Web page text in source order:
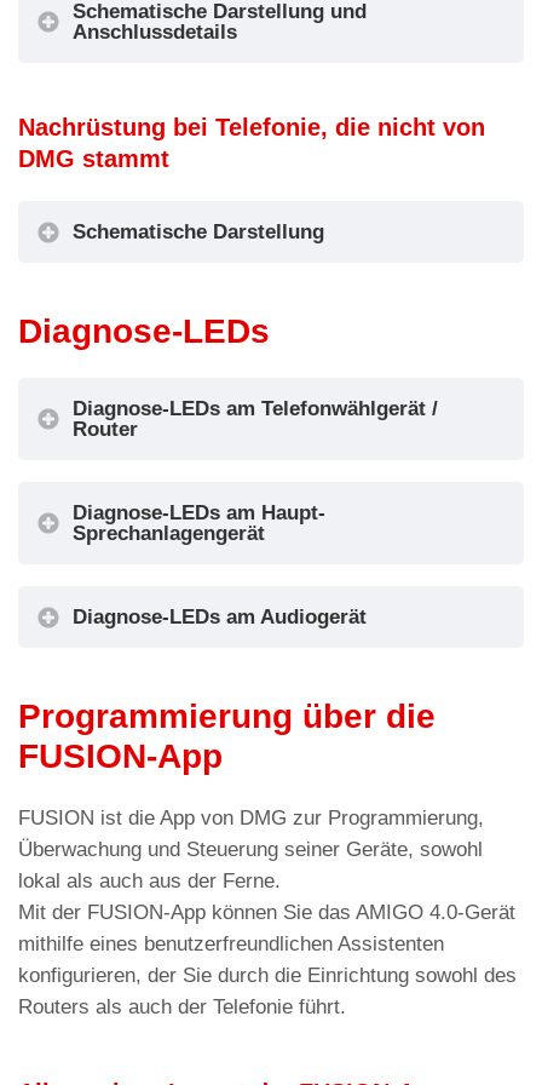
9
A
F
Etage
IN1 = Nicht
Talk-Intercom
verwendet
verwendet
Alarmfilter
kann das im Pit befindliche Audiogerät
ersetzen.
Verbindungsdetails
Schematische Darstellung und
Anschlussdetails
kann das im Pit befindliche Audiogerät
Verbindungsdetails
Nachrüstung bei Telefonie, die nicht von
DMG stammt
Schematische Darstellung
Diagnose-LEDs
Diagnose-LEDs am Telefonwählgerät /
Router
Status
LED DL1 – Betriebsstatus des Geräts
Grün
Gerätestatus OK
Orange
Gerätestatuswarnung
Rot
Gerätestatus fehlerhaft
LED DL2 – Datenübertragung
Diagnose-LEDs am Haupt-
Sprechanlagengerät
LED-Farbe
Status
LED DL1 – Betriebsstatus des Geräts
Grün
Gerätestatus OK
LED DL3 – Status der Stromversorgung
Diagnose-LEDs am Audiogerät
Programmierung über die
FUSION-App
FUSION ist die App von DMG zur Programmierung,
Überwachung und Steuerung seiner Geräte, sowohl
lokal als auch aus der Ferne.
Mit der FUSION-App können Sie das AMIGO 4.0-Gerät
mithilfe eines benutzerfreundlichen Assistenten
konfigurieren, der Sie durch die Einrichtung sowohl des
Routers als auch der Telefonie führt.